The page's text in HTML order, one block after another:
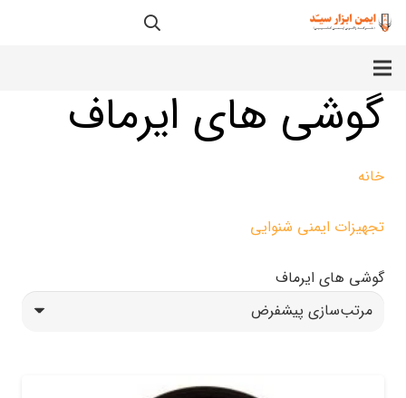
گوشی های ایرماف
خانه
تجهیزات ایمنی شنوایی
گوشی های ایرماف